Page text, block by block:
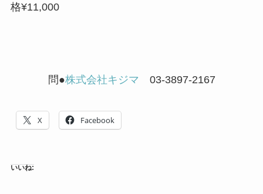
格¥11,000
問●株式会社キジマ 03-3897-2167
X Facebook
いいね: